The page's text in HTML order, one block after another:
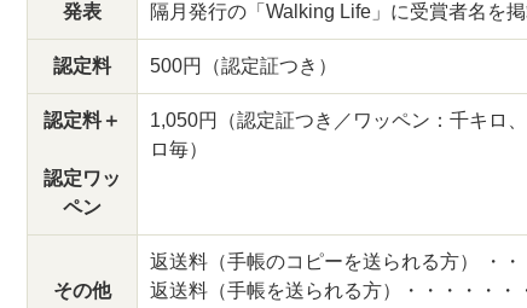
発表 隔月発行の「Walking Life」に受賞者名を掲
認定料 500円（認定証つき）
認定料＋
認定ワッ
ペン
1,050円（認定証つき／ワッペン：千キロ
ロ毎）
その他
返送料（手帳のコピーを送られる方） ・
返送料（手帳を送られる方）・・・・・